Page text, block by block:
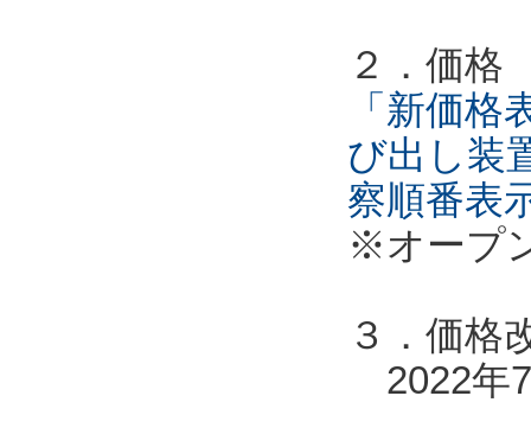
２．価格
「新価
び出し装
察順番表
※オープ
３．価格
2022年